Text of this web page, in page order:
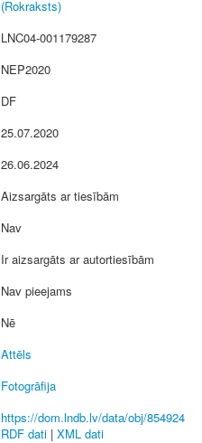
(Rokraksts)
LNC04-001179287
NEP2020
DF
25.07.2020
26.06.2024
Aizsargāts ar tiesībām
Nav
Ir aizsargāts ar autortiesībām
Nav pieejams
Nē
Attēls
Fotogrāfija
https://dom.lndb.lv/data/obj/854924
RDF dati | XML dati